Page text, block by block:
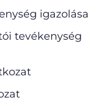
igazolása
tevékenység